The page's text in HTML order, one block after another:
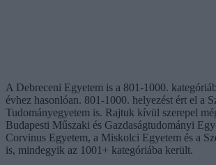
A Debreceni Egyetem is a 801-1000.
évhez hasonlóan. 801-1000. helyezést ért el a
Tudományegyetem is. Rajtuk kívül szerepel
Budapesti Műszaki és Gazdaságtudományi
Corvinus Egyetem, a Miskolci Egyetem és a
is, mindegyik az 1001+ kategóriába került.